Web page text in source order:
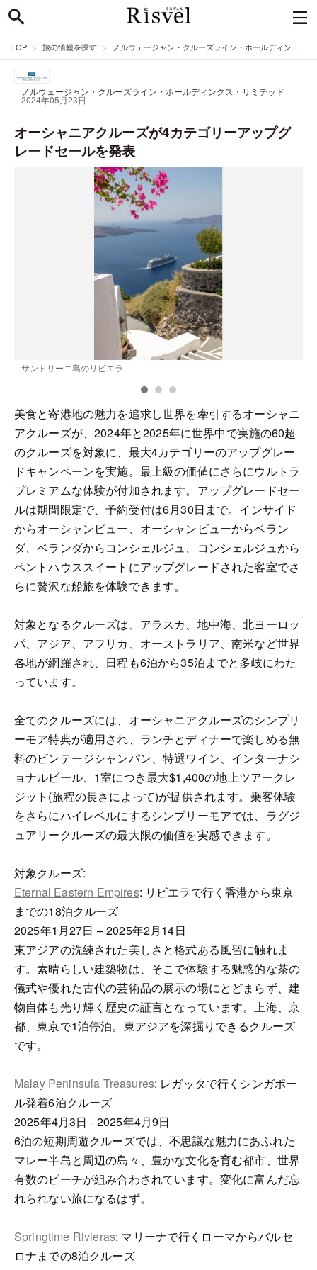
TOP 旅の情報を探す ノルウェージャン・クルーズライン・ホールディングス・リミテッドのニュース
ノルウェージャン・クルーズライン・ホールディングス・リミテッド
2024年05月23日
オーシャニアクルーズが4カテゴリーアップグ
レードセールを発表
サントリーニ島のリビエラ
美食と寄港地の魅力を追求し世界を牽引するオーシャニ
アクルーズが、2024年と2025年に世界中で実施の60超
のクルーズを対象に、最大4カテゴリーのアップグレー
ドキャンペーンを実施。最上級の価値にさらにウルトラ
プレミアムな体験が付加されます。アップグレードセー
ルは期間限定で、予約受付は6月30日まで。インサイド
からオーシャンビュー、オーシャンビューからベラン
ダ、ベランダからコンシェルジュ、コンシェルジュから
ペントハウススイートにアップグレードされた客室でさ
らに贅沢な船旅を体験できます。
対象となるクルーズは、アラスカ、地中海、北ヨーロッ
パ、アジア、アフリカ、オーストラリア、南米など世界
各地が網羅され、日程も6泊から35泊までと多岐にわた
っています。
全てのクルーズには、オーシャニアクルーズのシンプリ
ーモア特典が適用され、ランチとディナーで楽しめる無
料のビンテージシャンパン、特選ワイン、インターナシ
ョナルビール、1室につき最大$1,400の地上ツアークレ
ジット(旅程の長さによって)が提供されます。乗客体験
をさらにハイレベルにするシンプリーモアでは、ラグジ
ュアリークルーズの最大限の価値を実感できます。
対象クルーズ:
Eternal Eastern Empires: リビエラで行く香港から東京
までの18泊クルーズ
2025年1月27日 – 2025年2月14日
東アジアの洗練された美しさと格式ある風習に触れま
す。素晴らしい建築物は、そこで体験する魅惑的な茶の
儀式や優れた古代の芸術品の展示の場にとどまらず、建
物自体も光り輝く歴史の証言となっています。上海、京
都、東京で1泊停泊。東アジアを深掘りできるクルーズ
です。
Malay Peninsula Treasures: レガッタで行くシンガポー
ル発着6泊クルーズ
2025年4月3日 - 2025年4月9日
6泊の短期周遊クルーズでは、不思議な魅力にあふれた
マレー半島と周辺の島々、豊かな文化を育む都市、世界
有数のビーチが組み合わされています。変化に富んだ忘
れられない旅になるはず。
Springtime Rivieras: マリーナで行くローマからバルセ
ロナまでの8泊クルーズ